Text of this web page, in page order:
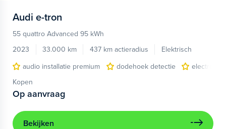
Audi e-tron
55 quattro Advanced 95 kWh
2023
33.000 km 437 km actieradius
Elektrisch
audio installatie premium
dodehoek detectie
electronic
Kopen
Op aanvraag
Bekijken